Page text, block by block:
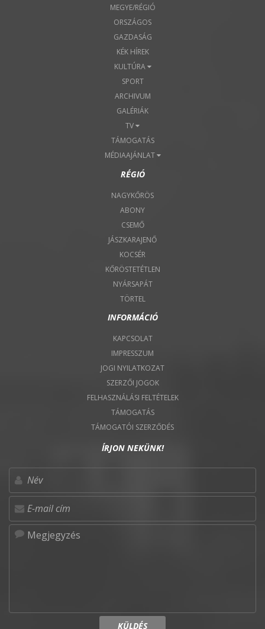
MEGYE/RÉGIÓ
ORSZÁGOS
GAZDASÁG
KÉK HÍREK
KULTÚRA
SPORT
ARCHIVUM
GALÉRIÁK
TV
TÁMOGATÁS
MÉDIAAJÁNLAT
RÉGIÓ
NAGYKŐRÖS
ABONY
CSEMŐ
JÁSZKARAJENŐ
KOCSÉR
KŐRÖSTETÉTLEN
NYÁRSAPÁT
TÖRTEL
INFORMÁCIÓ
KAPCSOLAT
IMPRESSZUM
JOGI NYILATKOZAT
SZERZŐI JOGOK
FELHASZNÁLÁSI FELTÉTELEK
TÁMOGATÁS
TÁMOGATÓI SZERZŐDÉS
ÍRJON NEKÜNK!
KÜLDÉS